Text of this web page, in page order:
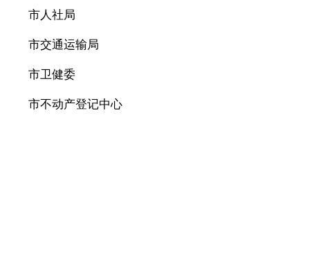
市人社局
市交通运输局
市卫健委
市不动产登记中心